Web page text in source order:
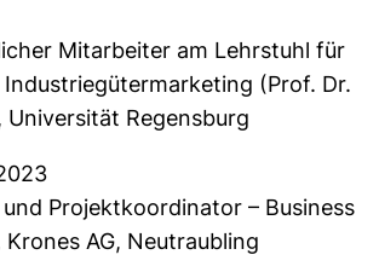
Mitarbeiter am Lehrstuhl für
(Prof. Dr.
Universität Regensburg
Projektkoordinator – Business
AG, Neutraubling